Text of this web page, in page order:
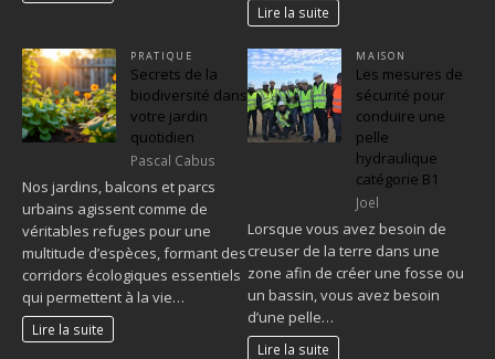
Lire la suite
PRATIQUE
Secrets de la
biodiversité dans
votre jardin
quotidien
Pascal Cabus
Nos jardins, balcons et parcs
urbains agissent comme de
véritables refuges pour une
multitude d’espèces, formant des
corridors écologiques essentiels
qui permettent à la vie…
Lire la suite
MAISON
Les mesures de
sécurité pour
conduire une
pelle
hydraulique
catégorie B1
Joel
Lorsque vous avez besoin de
creuser de la terre dans une
zone afin de créer une fosse ou
un bassin, vous avez besoin
d’une pelle…
Lire la suite